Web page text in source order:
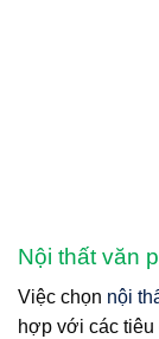
Nội thất văn
Việc chọn nội
hợp với các